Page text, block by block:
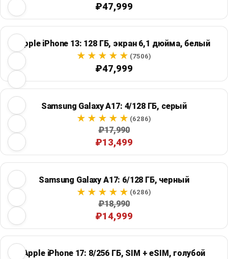
₽47,999
Apple iPhone 13: 128 ГБ, экран 6,1 дюйма, белый
(7506)
₽47,999
Samsung Galaxy A17: 4/128 ГБ, серый
(6286)
₽17,990
₽13,499
Samsung Galaxy A17: 6/128 ГБ, черный
(6286)
₽18,990
₽14,999
Apple iPhone 17: 8/256 ГБ, SIM + eSIM, голубой